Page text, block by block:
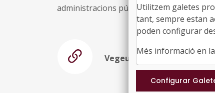
administracions públiques catalanes (T-
Vegeu la resolució
Utilitzem galetes
tant, sempre estan
poden configurar
Més informació en